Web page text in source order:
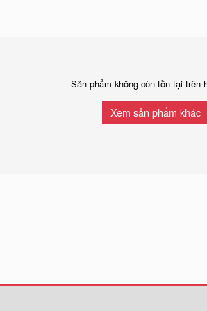
Sản phẩm không còn tồn tại trên
Xem sản phẩm khác